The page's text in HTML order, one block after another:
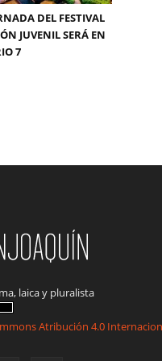
DEL FESTIVAL
JUVENIL SERÁ EN
7
laica y pluralista
Atribución 4.0